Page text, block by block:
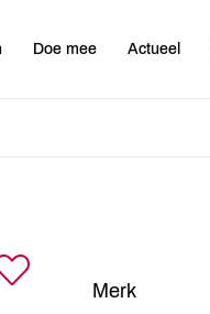
Doe mee Actueel
Merk